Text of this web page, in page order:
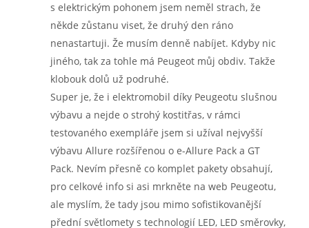
s elektrickým pohonem jsem neměl strach, že
někde zůstanu viset, že druhý den ráno
nenastartuji. Že musím denně nabíjet. Kdyby nic
jiného, tak za tohle má Peugeot můj obdiv. Takže
klobouk dolů už podruhé.
Super je, že i elektromobil díky Peugeotu slušnou
výbavu a nejde o strohý kostitřas, v rámci
testovaného exempláře jsem si užíval nejvyšší
výbavu Allure rozšířenou o e-Allure Pack a GT
Pack. Nevím přesně co komplet pakety obsahují,
pro celkové info si asi mrkněte na web Peugeotu,
ale myslím, že tady jsou mimo sofistikovanější
přední světlomety s technologií LED, LED směrovky,